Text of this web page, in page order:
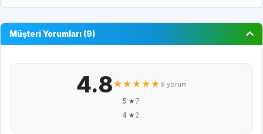
Müşteri Yorumları (9)
4.8★★★★★ 9 yorum
5 ★7
4 ★2